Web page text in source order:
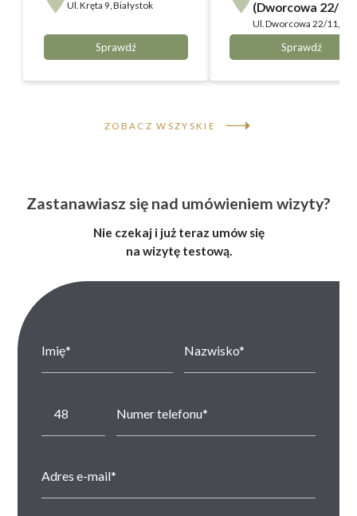
Ul. Kręta 9, Białystok
Sprawdź
(Dworcowa 22/11)
Ul. Dworcowa 22/11,
Bydgoszcz
Sprawdź
ZOBACZ WSZYSKIE
Zastanawiasz się nad umówieniem wizyty?
Nie czekaj i już teraz umów się
na wizytę testową.